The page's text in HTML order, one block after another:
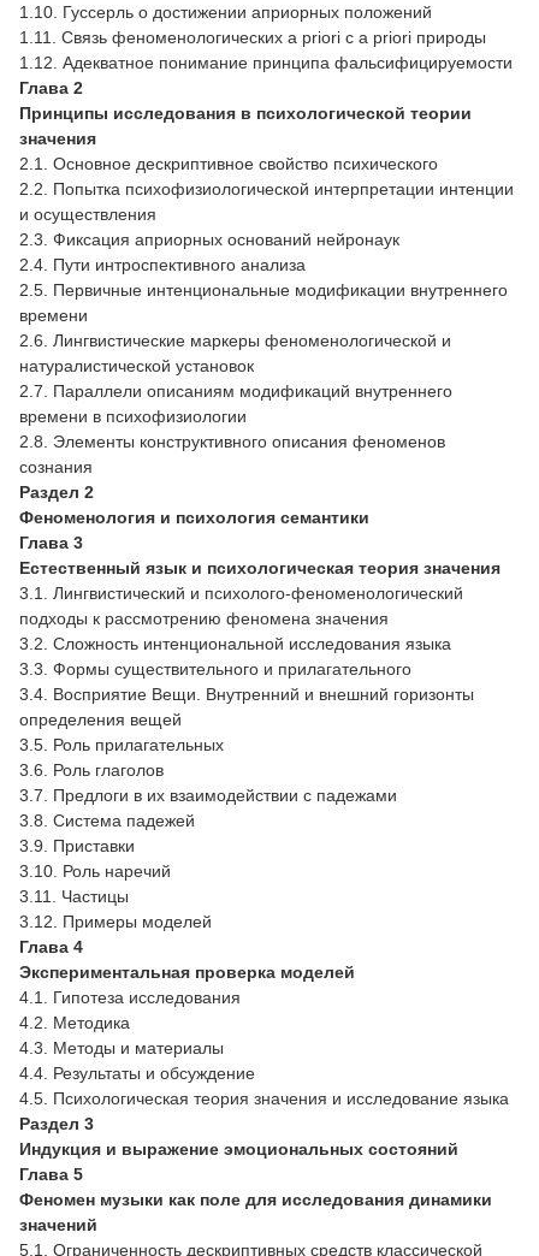
1.10. Гуссерль о достижении априорных положений
1.11. Связь феноменологических a priori с a priori природы
1.12. Адекватное понимание принципа фальсифицируемости
Глава 2
Принципы исследования в психологической теории
значения
2.1. Основное дескриптивное свойство психического
2.2. Попытка психофизиологической интерпретации интенции
и осуществления
2.3. Фиксация априорных оснований нейронаук
2.4. Пути интроспективного анализа
2.5. Первичные интенциональные модификации внутреннего
времени
2.6. Лингвистические маркеры феноменологической и
натуралистической установок
2.7. Параллели описаниям модификаций внутреннего
времени в психофизиологии
2.8. Элементы конструктивного описания феноменов
сознания
Раздел 2
Феноменология и психология семантики
Глава 3
Естественный язык и психологическая теория значения
3.1. Лингвистический и психолого-феноменологический
подходы к рассмотрению феномена значения
3.2. Сложность интенциональной исследования языка
3.3. Формы существительного и прилагательного
3.4. Восприятие Вещи. Внутренний и внешний горизонты
определения вещей
3.5. Роль прилагательных
3.6. Роль глаголов
3.7. Предлоги в их взаимодействии с падежами
3.8. Система падежей
3.9. Приставки
3.10. Роль наречий
3.11. Частицы
3.12. Примеры моделей
Глава 4
Экспериментальная проверка моделей
4.1. Гипотеза исследования
4.2. Методика
4.3. Методы и материалы
4.4. Результаты и обсуждение
4.5. Психологическая теория значения и исследование языка
Раздел 3
Индукция и выражение эмоциональных состояний
Глава 5
Феномен музыки как поле для исследования динамики
значений
5.1. Ограниченность дескриптивных средств классической